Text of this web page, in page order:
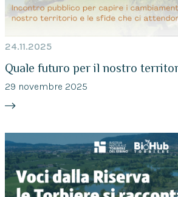
24.11.2025
Quale futuro per il nostro
29 novembre 2025